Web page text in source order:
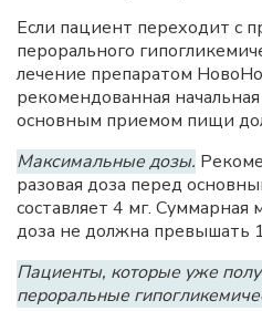
Если пациент переходит с
перорального
лечение препаратом
рекомендованная
основным приемом пищи
Максимальные дозы.
разовая доза перед
составляет 4 мг. Суммарная
доза не должна превышать
Пациенты, которые уже
пероральные